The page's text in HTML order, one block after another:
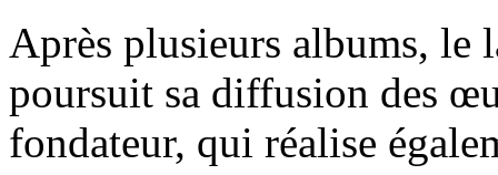
Après plusieurs albums,
poursuit sa diffusion des
fondateur, qui réalise